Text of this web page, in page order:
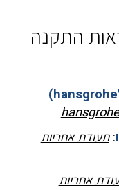
התקנה
למוצרי הנסגרואה ואקסור (hansgrohe\AXOR)
:תעודת אחריות
אחריות